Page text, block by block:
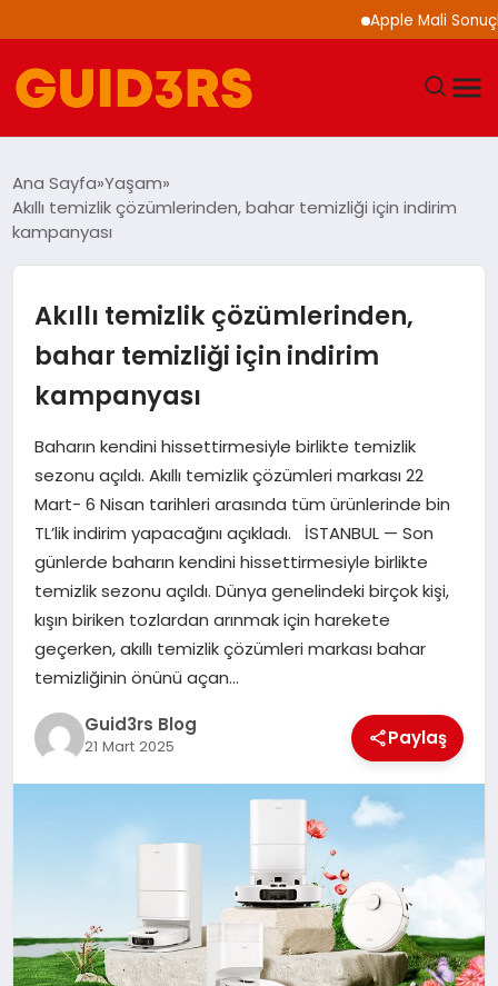
Apple Mali
SAĞLIK
EKONOMI
MAGAZIN
EĞITIM
Ana Sayfa Yaşam
Akıllı temizlik çözümlerinden, bahar temizliği için indirim
kampanyası
Akıllı temizlik çözümlerinden,
bahar temizliği için indirim
kampanyası
Baharın kendini hissettirmesiyle birlikte temizlik
sezonu açıldı. Akıllı temizlik çözümleri markası 22
Mart- 6 Nisan tarihleri arasında tüm ürünlerinde bin
TL’lik indirim yapacağını açıkladı. İSTANBUL — Son
günlerde baharın kendini hissettirmesiyle birlikte
temizlik sezonu açıldı. Dünya genelindeki birçok kişi,
kışın biriken tozlardan arınmak için harekete
geçerken, akıllı temizlik çözümleri markası bahar
temizliğinin önünü açan…
Guid3rs Blog
21 Mart 2025 Paylaş